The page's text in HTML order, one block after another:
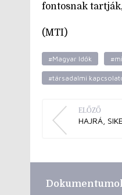
fontosnak
(MTI)
#Magyar Idők
#társadalmi
ELŐZŐ
HAJRÁ,